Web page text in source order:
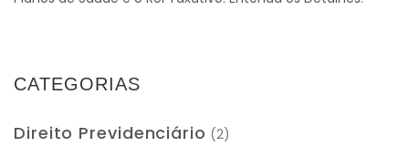
CATEGORIAS
Direito Previdenciário (2)